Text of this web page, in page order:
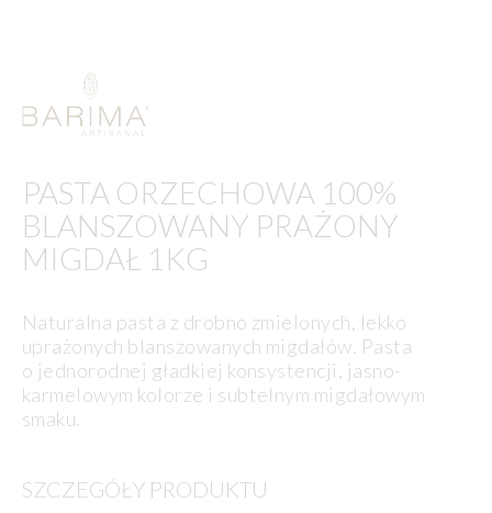
PASTA ORZECHOWA 100%
BLANSZOWANY PRAŻONY
MIGDAŁ 1KG
Naturalna pasta z drobno zmielonych, lekko
uprażonych blanszowanych migdałów. Pasta
o jednorodnej gładkiej konsystencji, jasno-
karmelowym kolorze i subtelnym migdałowym
smaku.
SZCZEGÓŁY PRODUKTU